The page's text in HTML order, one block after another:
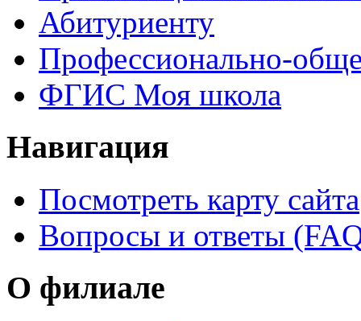
Абитуриенту
Профессионально-
ФГИС Моя школа
Навигация
Посмотреть карту сайта
Вопросы и ответы
О филиале